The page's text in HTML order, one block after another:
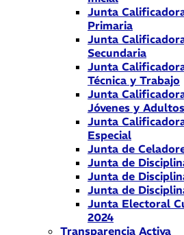
Junta
Primaria
Junta
Secundaria
Junta
Técnica y Trabajo
Junta
Jóvenes y Adultos
Junta
Especial
Junta de
Junta de
Junta de
Junta de
Junta Electoral
2024
Transparencia Activa